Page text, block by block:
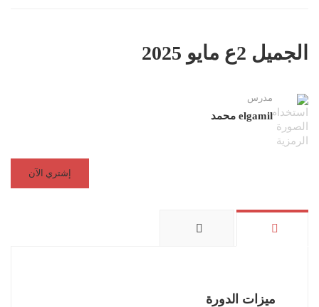
الجميل 2ع مايو 2025
مدرس
elgamil محمد
إشتري الآن
ميزات الدورة